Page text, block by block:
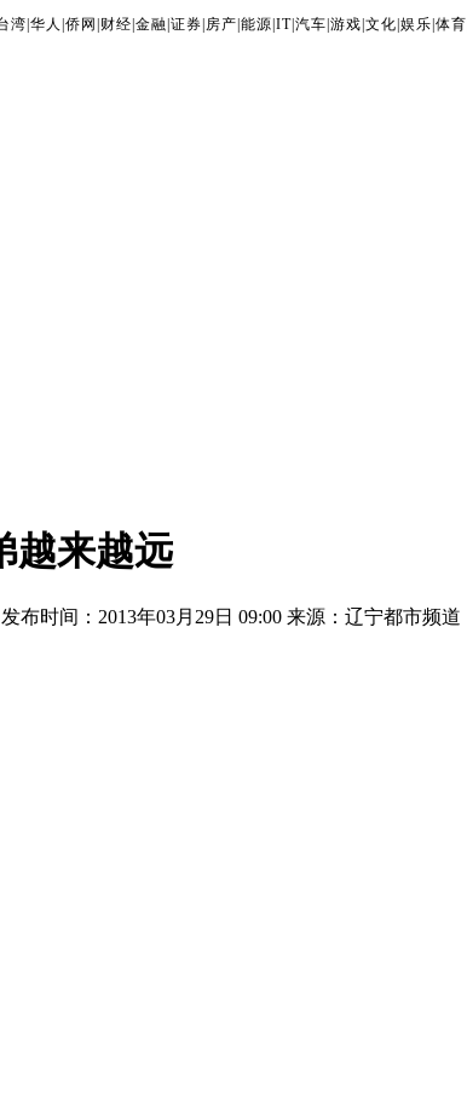
湾 华人 侨网 财经 金融 证券 房产 能源 IT| 汽车 游戏 文化 娱乐 体育
越来越远
发布时间：2013年03月29日 09:00 来源：辽宁都市频道